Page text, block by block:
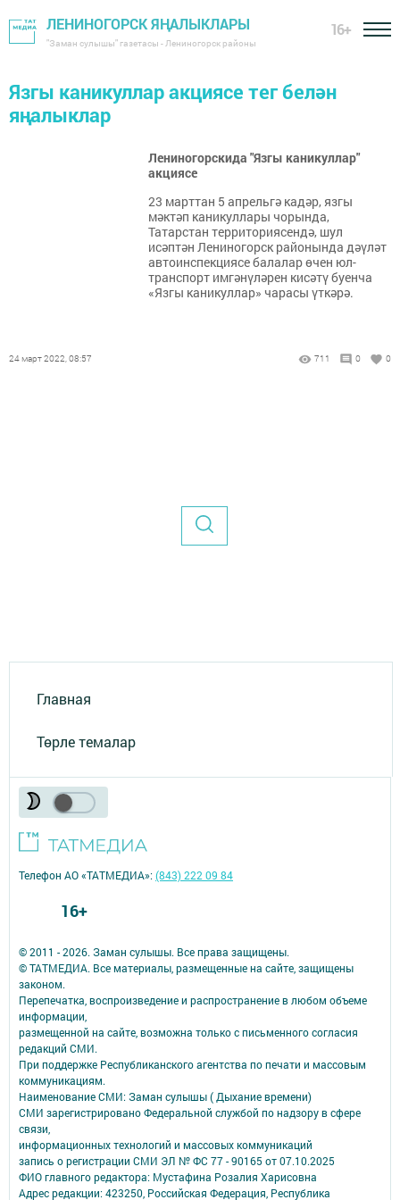
ЛЕНИНОГОРСК ЯҢАЛЫКЛАРЫ
"Заман сулышы" газетасы - Лениногорск районы
16+
Язгы каникуллар акциясе тег белән
яңалыклар
Лениногорскида "Язгы каникуллар"
акциясе
23 марттан 5 апрельгә кадәр, язгы
мәктәп каникуллары чорында,
Татарстан территориясендә, шул
исәптән Лениногорск районында дәүләт
автоинспекциясе балалар өчен юл-
транспорт имгәнүләрен кисәтү буенча
«Язгы каникуллар» чарасы үткәрә.
24 март 2022, 08:57 711 0 0
Главная
Төрле темалар
© 2011 - 2026. Заман сулышы. Все права защищены.
© ТАТМЕДИА. Все материалы, размещенные на сайте, защищены
законом.
Перепечатка, воспроизведение и распространение в любом объеме
информации,
размещенной на сайте, возможна только с письменного согласия
редакций СМИ.
При поддержке Республиканского агентства по печати и массовым
коммуникациям.
Наименование СМИ: Заман сулышы ( Дыхание времени)
СМИ зарегистрировано Федеральной службой по надзору в сфере
связи,
информационных технологий и массовых коммуникаций
запись о регистрации СМИ ЭЛ № ФС 77 - 90165 от 07.10.2025
ФИО главного редактора: Мустафина Розалия Харисовна
Адрес редакции: 423250, Российская Федерация, Республика
Телефон АО «ТАТМЕДИА»:(843) 222 09 84
16+